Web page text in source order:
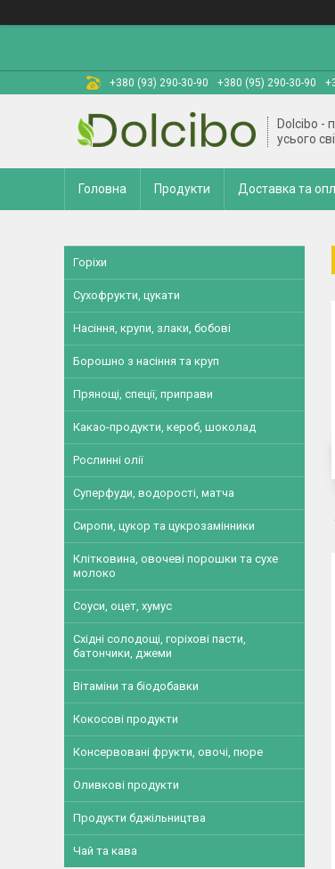
+380 (93) 290-30-90 +380 (95) 290-30-90
Dolcibo -
усього
Головна Продукти Доставка та
Горіхи
Сухофрукти, цукати
Насіння, крупи, злаки, бобові
Борошно з насіння та круп
Прянощі, спеції, приправи
Какао-продукти, кероб, шоколад
Рослинні олії
Суперфуди, водорості, матча
Сиропи, цукор та цукрозамінники
Клітковина, овочеві порошки та сухе
молоко
Соуси, оцет, хумус
Східні солодощі, горіхові пасти,
батончики, джеми
Вітаміни та біодобавки
Кокосові продукти
Консервовані фрукти, овочі, пюре
Оливкові продукти
Продукти бджільництва
Чай та кава